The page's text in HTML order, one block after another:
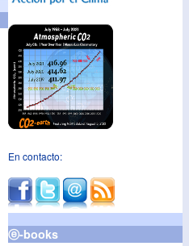
En contacto:
ⓔ-books